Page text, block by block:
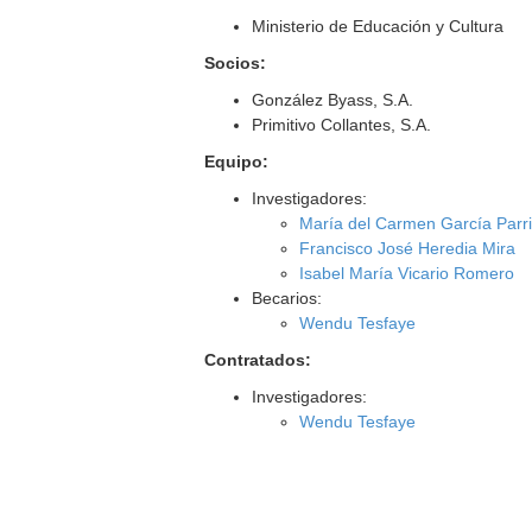
Ministerio de Educación y Cultura
Socios:
González Byass, S.A.
Primitivo Collantes, S.A.
Equipo:
Investigadores:
María del Carmen García
Francisco José Heredia Mira
Isabel María Vicario Romero
Becarios:
Wendu Tesfaye
Contratados:
Investigadores:
Wendu Tesfaye